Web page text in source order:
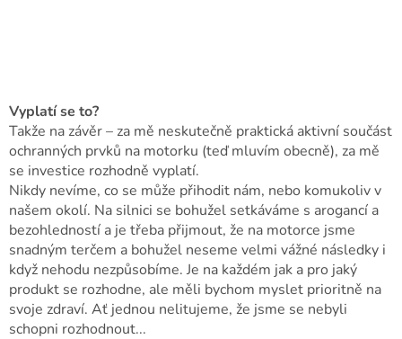
Vyplatí se to?
Takže na závěr – za mě neskutečně praktická aktivní součást
ochranných prvků na motorku (teď mluvím obecně), za mě
se investice rozhodně vyplatí.
Nikdy nevíme, co se může přihodit nám, nebo komukoliv v
našem okolí. Na silnici se bohužel setkáváme s arogancí a
bezohledností a je třeba přijmout, že na motorce jsme
snadným terčem a bohužel neseme velmi vážné následky i
když nehodu nezpůsobíme. Je na každém jak a pro jaký
produkt se rozhodne, ale měli bychom myslet prioritně na
svoje zdraví. Ať jednou nelitujeme, že jsme se nebyli
schopni rozhodnout...